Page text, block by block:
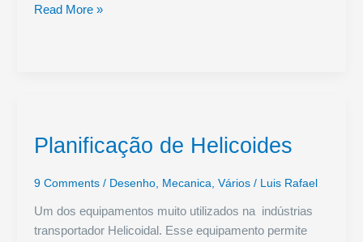
Planificação
Read More »
Planificação de Helicoides
9 Comments / Desenho, Mecanica Vários/ Luis Rafael
Um dos equipamentos muito utilizados na indústrias
transportador Helicoidal. Esse equipamento permite